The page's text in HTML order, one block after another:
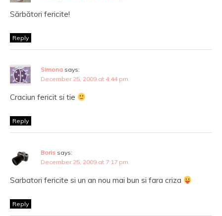
Sărbători fericite!
Reply
Simona says:
December 25, 2009 at 4:44 pm
Craciun fericit si tie
Reply
Boris says:
December 25, 2009 at 7:17 pm
Sarbatori fericite si un an nou mai bun si fara criza
Reply